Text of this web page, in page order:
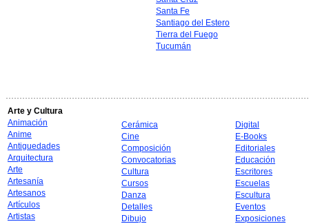
Santa Fe
Santiago del Estero
Tierra del Fuego
Tucumán
Arte y Cultura
Animación
Anime
Antiguedades
Arquitectura
Arte
Artesanía
Artesanos
Artículos
Artistas
Cerámica
Cine
Composición
Convocatorias
Cultura
Cursos
Danza
Detalles
Dibujo
Digital
E-Books
Editoriales
Educación
Escritores
Escuelas
Escultura
Eventos
Exposiciones